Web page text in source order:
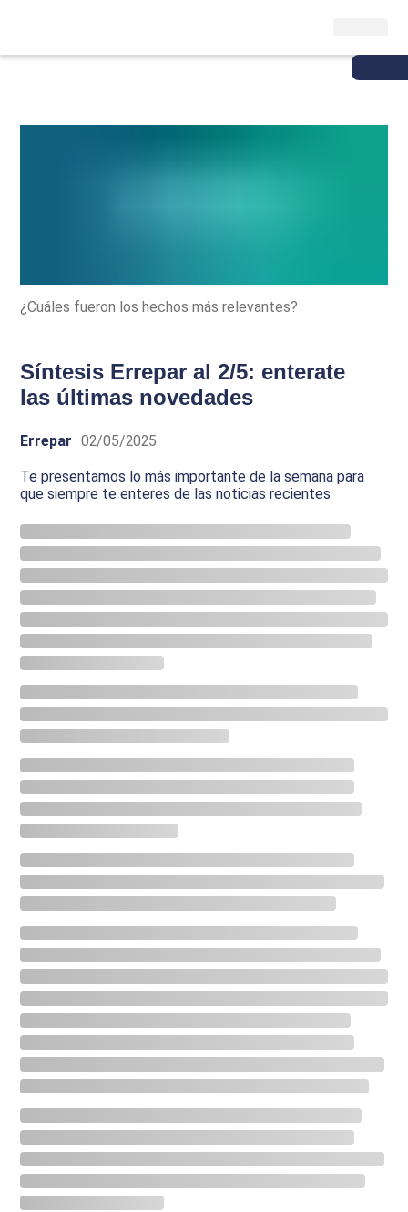
¿Cuáles fueron los hechos más relevantes?
Síntesis Errepar al 2/5: enterate
las últimas novedades
Errepar 02/05/2025
Te presentamos lo más importante de la semana para
que siempre te enteres de las noticias recientes